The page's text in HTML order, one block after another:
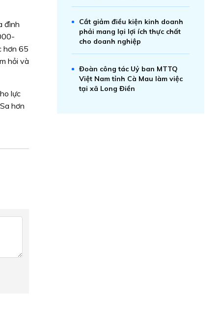
đình
hơn 65
hỏi và
lực
hơn
Cắt giảm điều kiện kinh doanh
phải mang lại lợi ích thực chất
cho doanh nghiệp
Đoàn công tác Uỷ ban MTTQ
Việt Nam tỉnh Cà Mau làm việc
tại xã Long Điền